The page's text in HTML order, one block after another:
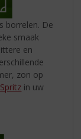
borrelen. De
smaak
en
zon op
in uw